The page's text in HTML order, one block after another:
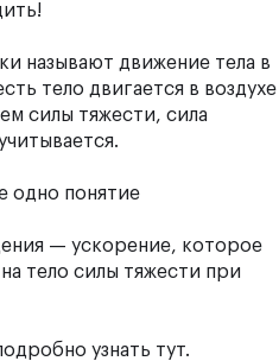
называют движение тела в
тело двигается в воздухе
силы тяжести, сила
одно понятие
— ускорение, которое
тело силы тяжести при
узнать тут.